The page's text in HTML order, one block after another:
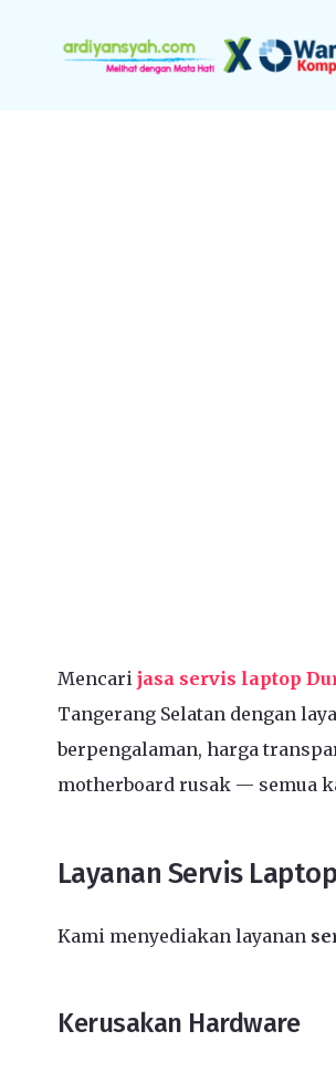
Mencari jasa servis laptop
Tangerang Selatan dengan
berpengalaman, harga
motherboard rusak — semua
Layanan Servis
Kami menyediakan layanan
Kerusakan Hardware